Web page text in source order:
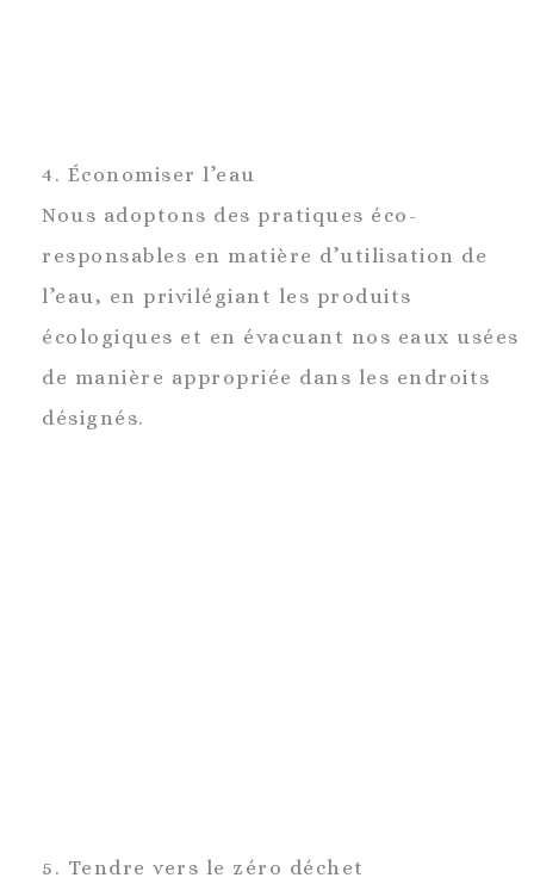
4. Économiser l’eau
Nous adoptons des pratiques éco-
responsables en matière d’utilisation de
l’eau, en privilégiant les produits
écologiques et en évacuant nos eaux usées
de manière appropriée dans les endroits
désignés.
5. Tendre vers le zéro déchet